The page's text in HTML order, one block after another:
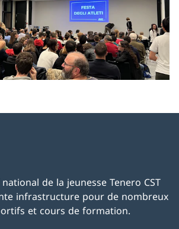
de la jeunesse Tenero CST
infrastructure pour de nombreux
et cours de formation.